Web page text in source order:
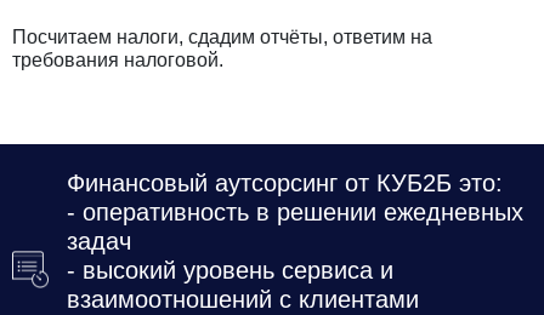
Посчитаем налоги, сдадим отчёты, ответим на
требования налоговой.
Финансовый аутсорсинг от КУБ2Б это:
- оперативность в решении ежедневных
задач
- высокий уровень сервиса и
взаимоотношений с клиентами
Нажимая кнопку отправить я
ПринимаюПолитику конфиденциальности